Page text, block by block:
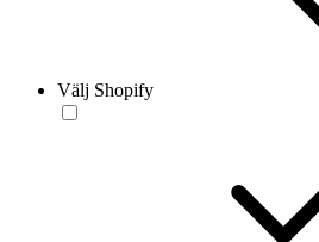
Välj Shopify